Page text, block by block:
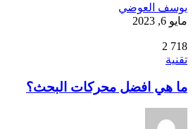
يوسف العوضي
مايو 6, 2023
718
2
تقنية
ما هي افضل محركات البحث؟